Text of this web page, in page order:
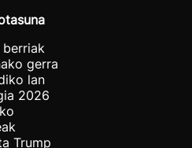
gerra
lan
2026
Trump